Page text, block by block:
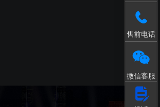
售前电话
微信客服